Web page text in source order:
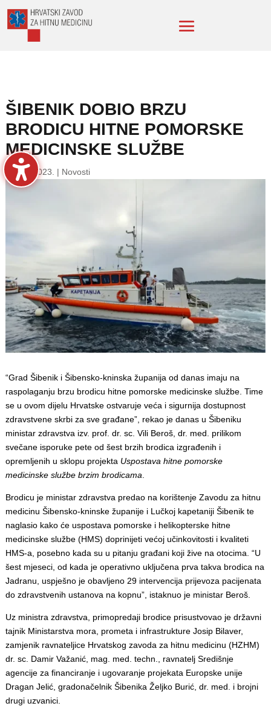
ŠIBENIK DOBIO BRZU
BRODICU HITNE POMORSKE
MEDICINSKE SLUŽBE
20. lis. 2023. | Novosti
“Grad Šibenik i Šibensko-kninska županija od danas imaju na
raspolaganju brzu brodicu hitne pomorske medicinske službe. Time
se u ovom dijelu Hrvatske ostvaruje veća i sigurnija dostupnost
zdravstvene skrbi za sve građane”, rekao je danas u Šibeniku
ministar zdravstva izv. prof. dr. sc. Vili Beroš, dr. med. prilikom
svečane isporuke pete od šest brzih brodica izgrađenih i
opremljenih u sklopu projekta Uspostava hitne pomorske
medicinske službe brzim brodicama
Brodicu je ministar zdravstva predao na korištenje Zavodu za hitnu
medicinu Šibensko-kninske županije i Lučkoj kapetaniji Šibenik te
naglasio kako će uspostava pomorske i helikopterske hitne
medicinske službe (HMS) doprinijeti većoj učinkovitosti i kvaliteti
HMS-a, posebno kada su u pitanju građani koji žive na otocima. “U
šest mjeseci, od kada je operativno uključena prva takva brodica na
Jadranu, uspješno je obavljeno 29 intervencija prijevoza pacijenata
do zdravstvenih ustanova na kopnu”, istaknuo je ministar Beroš.
Uz ministra zdravstva, primopredaji brodice prisustvovao je državni
tajnik Ministarstva mora, prometa i infrastrukture Josip Bilaver,
zamjenik ravnateljice Hrvatskog zavoda za hitnu medicinu (HZHM)
dr. sc. Damir Važanić, mag. med. techn., ravnatelj Središnje
agencije za financiranje i ugovaranje projekata Europske unije
Dragan Jelić, gradonačelnik Šibenika Željko Burić, dr. med. i brojni
drugi uzvanici.